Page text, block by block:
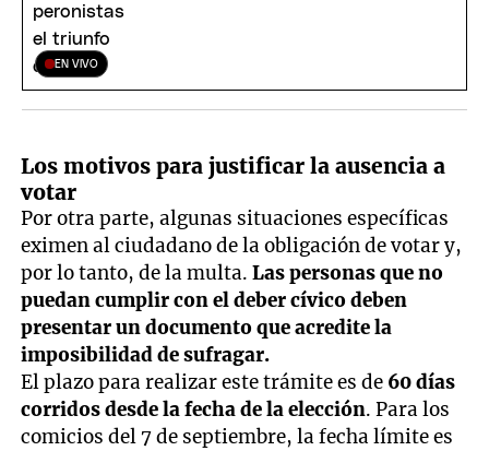
EN VIVO
Los motivos para justificar la ausencia a
votar
Por otra parte, algunas situaciones específicas
eximen al ciudadano de la obligación de votar y,
por lo tanto, de la multa.Las personas que no
puedan cumplir con el deber cívico deben
presentar un documento que acredite la
imposibilidad de sufragar.
El plazo para realizar este trámite es de 60 días
corridos desde la fecha de la elección. Para los
comicios del 7 de septiembre, la fecha límite es